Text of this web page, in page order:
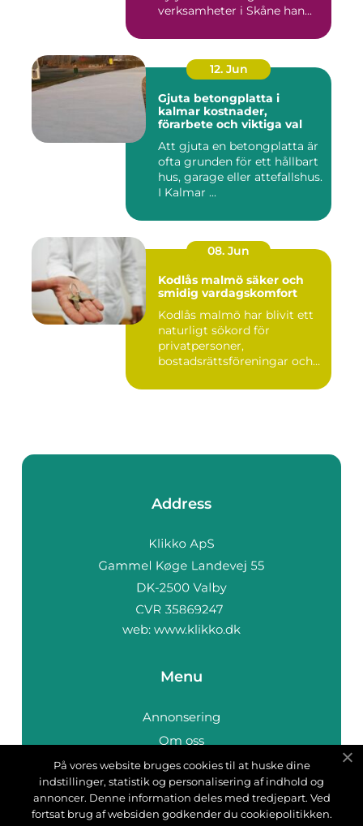
verksamheter i Skåne han...
12. Jun
Gjuta betongplatta i
kalmar kostnader,
förarbete och viktiga val
Att gjuta en betongplatta är
ofta grunden för ett hållbart
hus, garage eller attefallshus.
I Kalmar ...
08. Jun
Kodlås malmö säker och
smidig vardagskomfort
Kodlås malmö har blivit ett
naturligt sökord för
privatpersoner,
bostadsrättsföreningar och
Address
web: www.klikko.dk
Menu
Annonsering
Om oss
Cookies
Kontakta oss
Sitemap
På vores website bruges cookies til at huske dine
indstillinger, statistik og personalisering af indhold og
annoncer. Denne information deles med tredjepart. Ved
fortsat brug af websiden godkender du cookiepolitikken.